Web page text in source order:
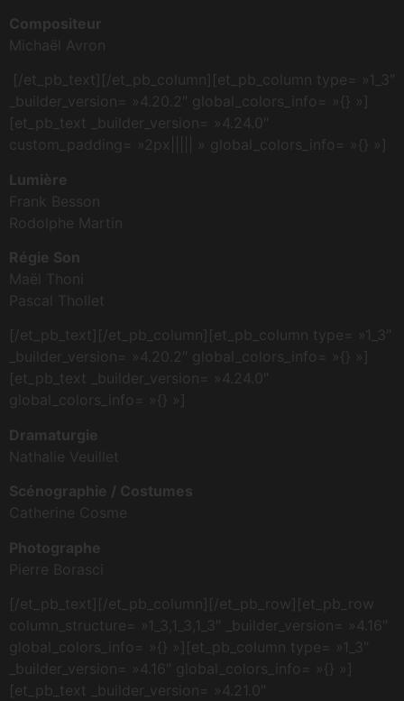
Compositeur
Michaël Avron
[/et_pb_text][/et_pb_column][et_pb_column type= »1_3″
_builder_version= »4.20.2″ global_colors_info= »{} »]
[et_pb_text _builder_version= »4.24.0″
custom_padding= »2px||||| » global_colors_info= »{} »]
Lumière
Frank Besson
Rodolphe Martin
Régie Son
Maël Thoni
Pascal Thollet
[/et_pb_text][/et_pb_column][et_pb_column type= »1_3″
_builder_version= »4.20.2″ global_colors_info= »{} »]
[et_pb_text _builder_version= »4.24.0″
global_colors_info= »{} »]
Dramaturgie
Nathalie Veuillet
Scénographie / Costumes
Catherine Cosme
Photographe
Pierre Borasci
[/et_pb_text][/et_pb_column][/et_pb_row][et_pb_row
column_structure= »1_3,1_3,1_3″ _builder_version= »4.16″
global_colors_info= »{} »][et_pb_column type= »1_3″
_builder_version= »4.16″ global_colors_info= »{} »]
[et_pb_text _builder_version= »4.21.0″